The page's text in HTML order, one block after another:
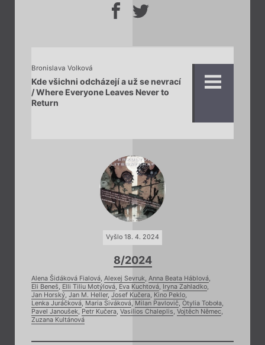
Bronislava Volková
Kde všichni odcházejí a už se nevrací
/ Where Everyone Leaves Never to
Return
Vyšlo 18. 4. 2024
8/2024
Alena Šidáková Fialová, Alexej Sevruk, Anna Beata Háblová,
Eli Beneš, Elli Tiliu Motýlová, Eva Kuchtová, Iryna Zahladko,
Jan Horský, Jan M. Heller, Josef Kučera, Kino Peklo,
Lenka Juráčková, Maria Siváková, Milan Pavlovič, Otylia Toboła,
Pavel Janoušek, Petr Kučera, Vasilios Chaleplis, Vojtěch Němec,
Zuzana Kultánová